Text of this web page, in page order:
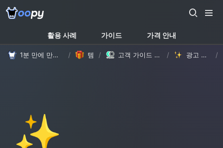
활용 사례 가이드 가격 안내
1분 만에 만드는 노션 웹사이트, 우피! / 템플릿/ 고객 가이드 템플릿 (with Oopy) / 광고 소재 가이드 /
✨